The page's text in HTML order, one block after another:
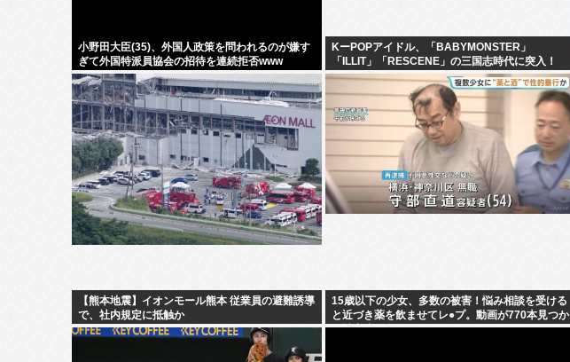
小野田大臣(35)、外国人政策を問われるのが嫌す
ぎて外国特派員協会の招待を連続拒否www
KーPOPアイドル、「BABYMONSTER」
「ILLIT」「RESCENE」の三国志時代に突入！
【熊本地震】イオンモール熊本 従業員の避難誘導
で、社内規定に抵触か
15歳以下の少女、多数の被害！悩み相談を受ける
と近づき薬を飲ませてレ●プ。動画が770本見つか
り被害少女多数